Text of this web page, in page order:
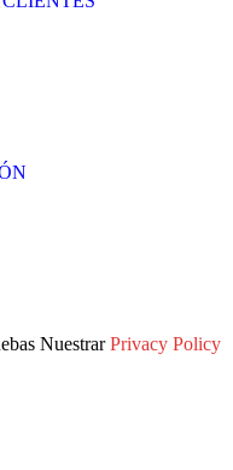
NuestrarPrivacy Policy